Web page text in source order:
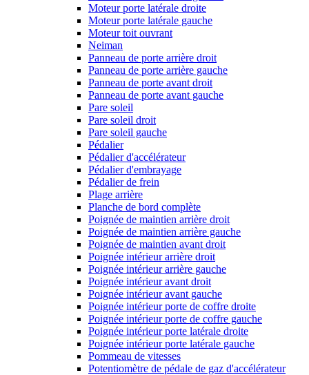
Moteur porte latérale droite
Moteur porte latérale gauche
Moteur toit ouvrant
Neiman
Panneau de porte arrière droit
Panneau de porte arrière gauche
Panneau de porte avant droit
Panneau de porte avant gauche
Pare soleil
Pare soleil droit
Pare soleil gauche
Pédalier
Pédalier d'accélérateur
Pédalier d'embrayage
Pédalier de frein
Plage arrière
Planche de bord complète
Poignée de maintien arrière droit
Poignée de maintien arrière gauche
Poignée de maintien avant droit
Poignée intérieur arrière droit
Poignée intérieur arrière gauche
Poignée intérieur avant droit
Poignée intérieur avant gauche
Poignée intérieur porte de coffre droite
Poignée intérieur porte de coffre gauche
Poignée intérieur porte latérale droite
Poignée intérieur porte latérale gauche
Pommeau de vitesses
Potentiomètre de pédale de gaz d'accélérateur